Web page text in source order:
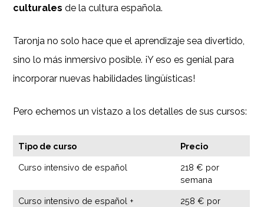
culturales de la cultura española.
Taronja no solo hace que el aprendizaje sea divertido,
sino lo más inmersivo posible. ¡Y eso es genial para
incorporar nuevas habilidades lingüísticas!
Pero echemos un vistazo a los detalles de sus cursos:
Tipo de curso Precio
Curso intensivo de español
218 € por
semana
Curso intensivo de español +
258 € por